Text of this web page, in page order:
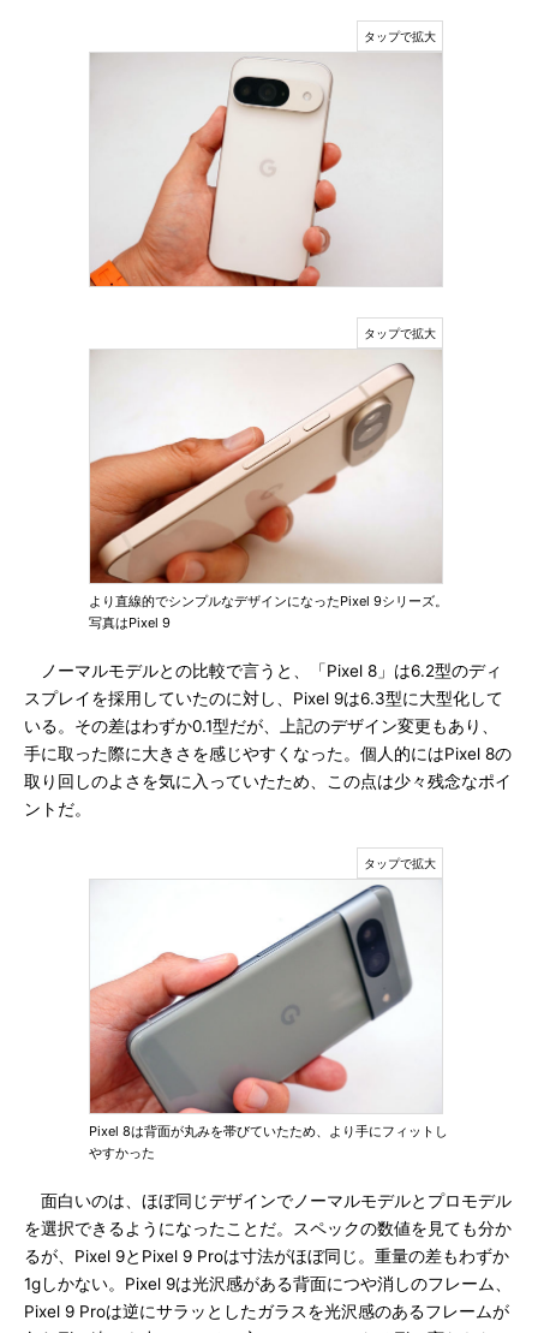
より直線的でシンプルなデザインになったPixel 9シリーズ。
写真はPixel 9
ノーマルモデルとの比較で言うと、「Pixel 8」は6.2型のディ
スプレイを採用していたのに対し、Pixel 9は6.3型に大型化して
いる。その差はわずか0.1型だが、上記のデザイン変更もあり、
手に取った際に大きさを感じやすくなった。個人的にはPixel 8の
取り回しのよさを気に入っていたため、この点は少々残念なポイ
ントだ。
Pixel 8は背面が丸みを帯びていたため、より手にフィットし
やすかった
面白いのは、ほぼ同じデザインでノーマルモデルとプロモデル
を選択できるようになったことだ。スペックの数値を見ても分か
るが、Pixel 9とPixel 9 Proは寸法がほぼ同じ。重量の差もわずか
1gしかない。Pixel 9は光沢感がある背面につや消しのフレーム、
Pixel 9 Proは逆にサラッとしたガラスを光沢感のあるフレームが